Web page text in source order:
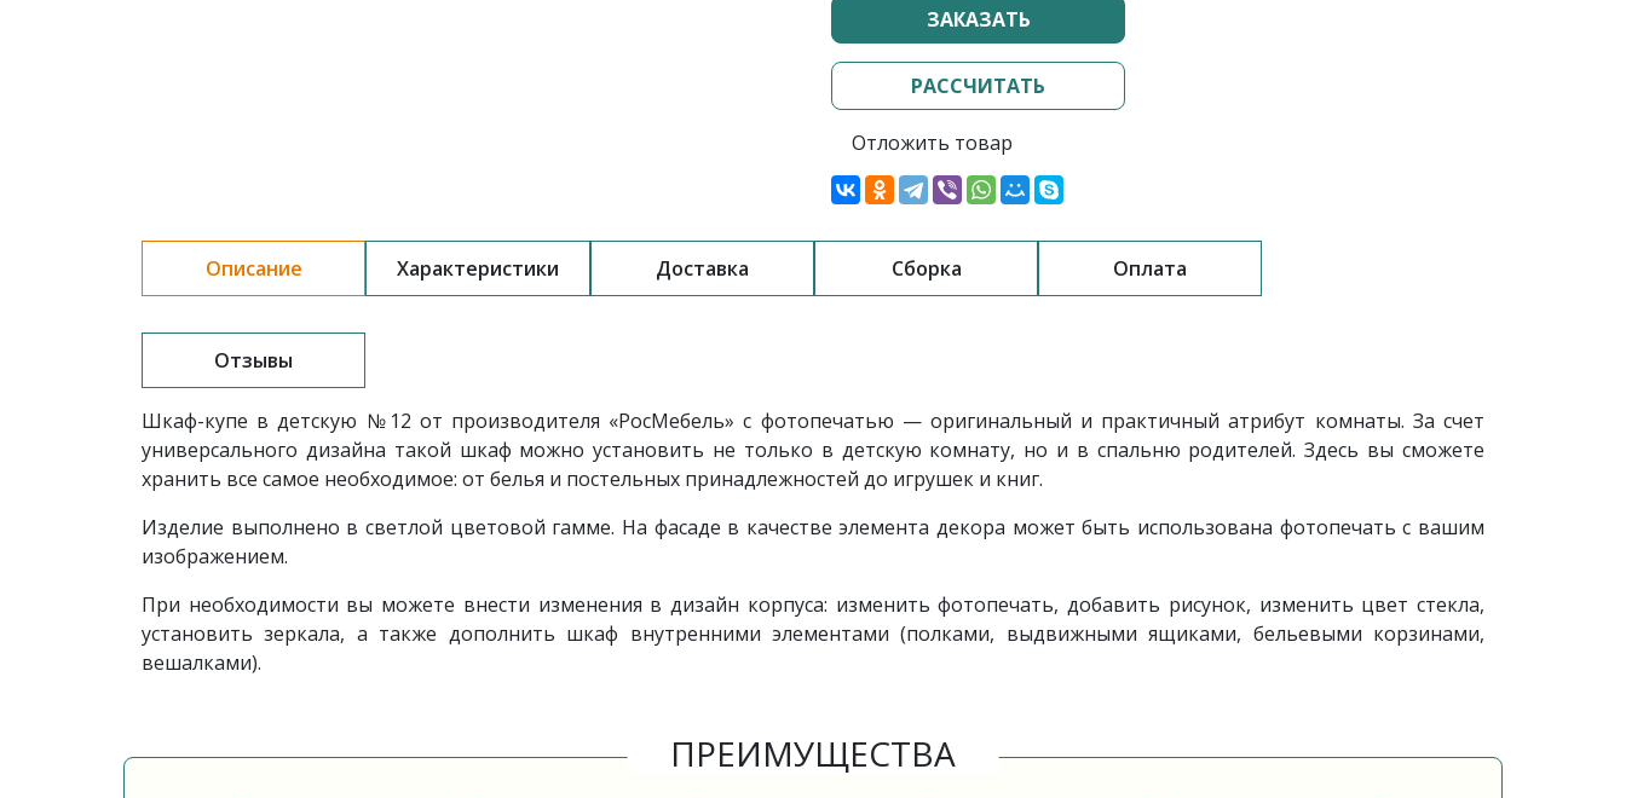
ЗАКАЗАТЬ
РАССЧИТАТЬ
Отложить товар
Описание Характеристики Доставка Сборка Оплата
Отзывы
Шкаф-купе в детскую №12 от производителя «РосМебель» с фотопечатью — оригинальный и практичный атрибут комнаты. За счет
универсального дизайна такой шкаф можно установить не только в детскую комнату, но и в спальню родителей. Здесь вы сможете
хранить все самое необходимое: от белья и постельных принадлежностей до игрушек и книг.
Изделие выполнено в светлой цветовой гамме. На фасаде в качестве элемента декора может быть использована фотопечать с вашим
изображением.
При необходимости вы можете внести изменения в дизайн корпуса: изменить фотопечать, добавить рисунок, изменить цвет стекла,
установить зеркала, а также дополнить шкаф внутренними элементами (полками, выдвижными ящиками, бельевыми корзинами,
вешалками).
ПРЕИМУЩЕСТВА